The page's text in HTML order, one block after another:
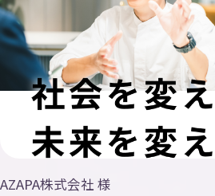
AZAPA株式会社 様